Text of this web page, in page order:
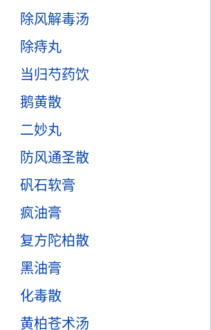
除风解毒汤
除痔丸
当归芍药饮
鹅黄散
二妙丸
防风通圣散
矾石软膏
疯油膏
复方陀柏散
黑油膏
化毒散
黄柏苍术汤